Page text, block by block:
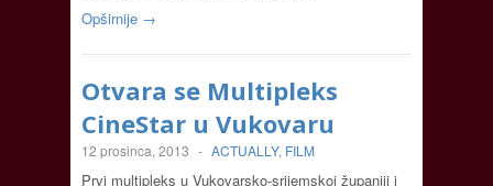
Opširnije →
Otvara se Multipleks
CineStar u Vukovaru
12 prosinca, 2013 - ACTUALLY, FILM
Prvi multipleks u Vukovarsko-srijemskoj županiji i